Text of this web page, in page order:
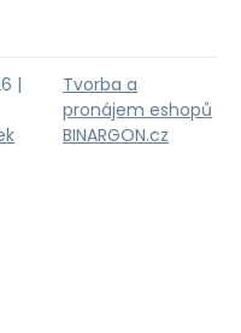
|
Tvorba a
pronájem eshopů
BINARGON.cz